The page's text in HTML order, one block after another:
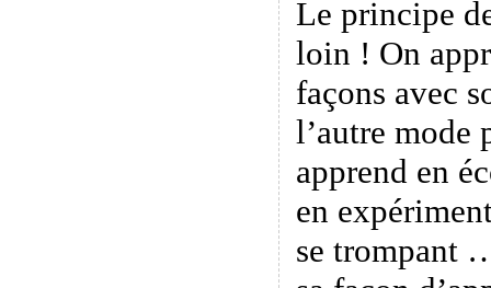
Le principe
loin ! On
façons avec
l’autre
apprend en
en
se trompant